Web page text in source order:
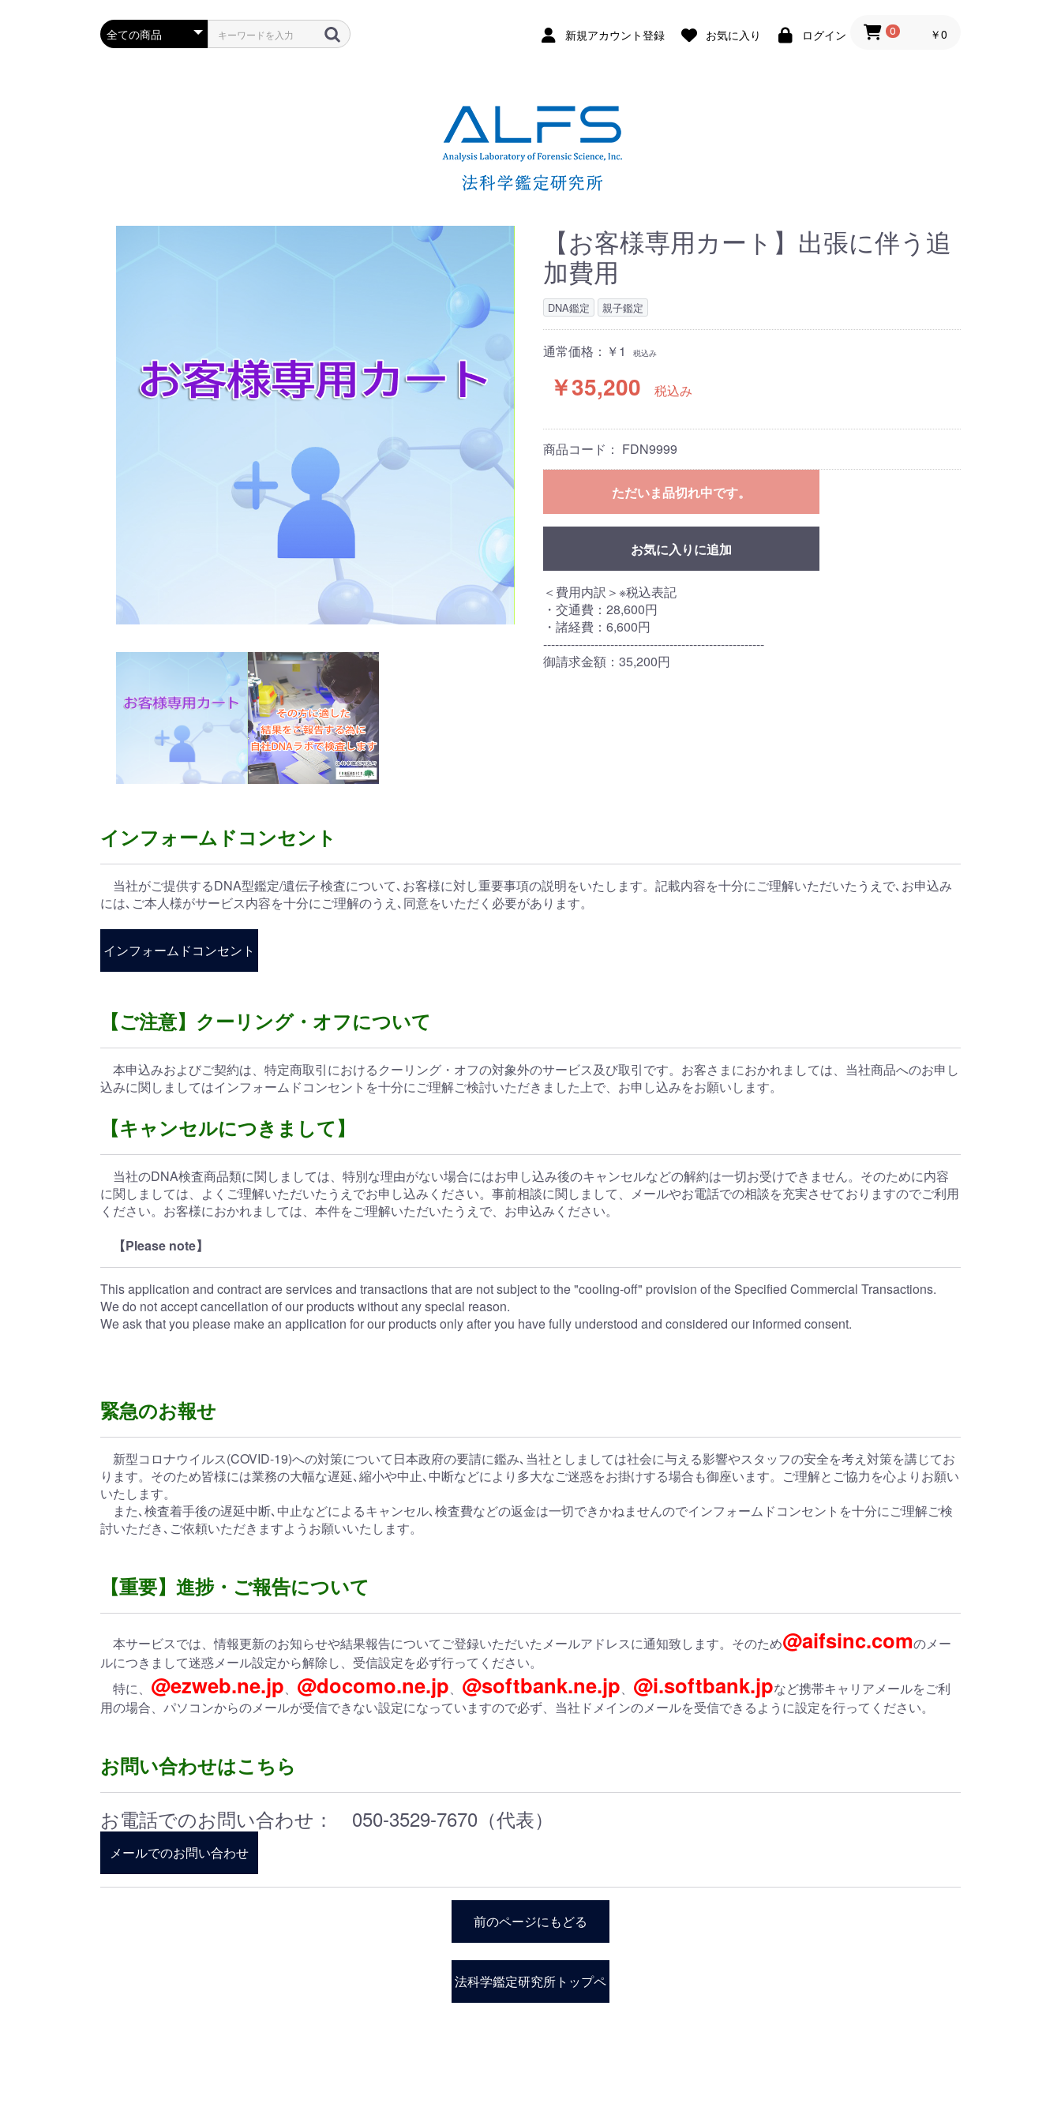
新規アカウント登録 お気に入り ログイン 0 ￥0
【お客様専用カート】出張に伴う追
加費用
DNA鑑定 親子鑑定
通常価格：￥1 税込み
￥35,200 税込み
商品コード： FDN9999
ただいま品切れ中です。
お気に入りに追加
＜費用内訳＞※税込表記
・交通費：28,600円
・諸経費：6,600円
--------------------------------------------------------
御請求金額：35,200円
インフォームドコンセント
当社がご提供するDNA型鑑定/遺伝子検査について､お客様に対し重要事項の説明をいたします。記載内容を十分にご理解いただいたうえで､お申込み
には､ご本人様がサービス内容を十分にご理解のうえ､同意をいただく必要があります。
インフォームドコンセント
【ご注意】クーリング・オフについて
本申込みおよびご契約は、特定商取引におけるクーリング・オフの対象外のサービス及び取引です。お客さまにおかれましては、当社商品へのお申し
込みに関しましてはインフォームドコンセントを十分にご理解ご検討いただきました上で、お申し込みをお願いします。
【キャンセルにつきまして】
当社のDNA検査商品類に関しましては、特別な理由がない場合にはお申し込み後のキャンセルなどの解約は一切お受けできません。そのために内容
に関しましては、よくご理解いただいたうえでお申し込みください。事前相談に関しまして、メールやお電話での相談を充実させておりますのでご利用
ください。お客様におかれましては、本件をご理解いただいたうえで、お申込みください。
【Please note】
This application and contract are services and transactions that are not subject to the "cooling-off" provision of the Specified Commercial Transactions.
We do not accept cancellation of our products without any special reason.
We ask that you please make an application for our products only after you have fully understood and considered our informed consent.
緊急のお報せ
新型コロナウイルス(COVID-19)への対策について日本政府の要請に鑑み､当社としましては社会に与える影響やスタッフの安全を考え対策を講じてお
ります。そのため皆様には業務の大幅な遅延､縮小や中止､中断などにより多大なご迷惑をお掛けする場合も御座います。ご理解とご協力を心よりお願い
いたします。
また､検査着手後の遅延中断､中止などによるキャンセル､検査費などの返金は一切できかねませんのでインフォームドコンセントを十分にご理解ご検
討いただき､ご依頼いただきますようお願いいたします。
【重要】進捗・ご報告について
本サービスでは、情報更新のお知らせや結果報告についてご登録いただいたメールアドレスに通知致します。そのため@aifsinc.comのメー
ルにつきまして迷惑メール設定から解除し、受信設定を必ず行ってください。
特に、 @ezweb.ne.jp、 @docomo.ne.jp、 @softbank.ne.jp、 @i.softbank.jpなど携帯キャリアメールをご利
用の場合、パソコンからのメールが受信できない設定になっていますので必ず、当社ドメインのメールを受信できるように設定を行ってください。
お問い合わせはこちら
お電話でのお問い合わせ： 050-3529-7670（代表）
メールでのお問い合わせ
前のページにもどる
法科学鑑定研究所トップペ